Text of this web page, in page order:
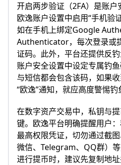
开启两步验证（2FA）是账
欧逸账户设置中启用“手机验
如在手机上绑定Google
Authenticator，每次登录或
证码。此外，平台还提供反
账户安全设置中设定专属钓
与短信都会包含该码，如果
“欧逸”通知，就应高度警惕钓
在数字资产交易中，私钥与
键。欧逸平台明确提醒用户
最高权限凭证，切勿通过截
微信、Telegram、QQ群）
进行提币时，建议先复制地